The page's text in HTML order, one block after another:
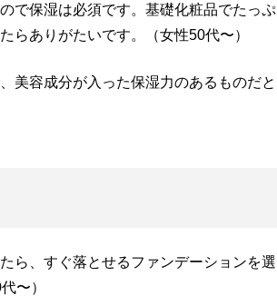
で保湿は必須です。基礎化粧品でたっぷ
らありがたいです。（女性50代〜）
美容成分が入った保湿力のあるものだと
ら、すぐ落とせるファンデーションを選
〜）